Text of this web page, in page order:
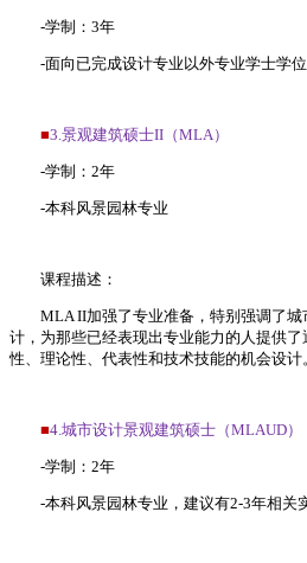
-学制：3年
-面向已完成设计专业以外专业学士学位
■3.景观建筑硕士II（MLA）
-学制：2年
-本科风景园林专业
课程描述：
MLA II加强了专业准备，特别强调了城
计，为那些已经表现出专业能力的人提供
性、理论性、代表性和技术技能的机会设计
■4.城市设计景观建筑硕士（MLAUD）
-学制：2年
-本科风景园林专业，建议有2-3年相关